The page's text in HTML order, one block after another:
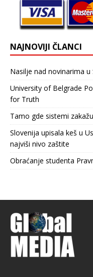
NAJNOVIJI ČLANCI
Nasilje nad novinarima u
University of Belgrade
for Truth
Tamo gde sistemi
Slovenija upisala keš u
najviši nivo zaštite
Obraćanje studenta